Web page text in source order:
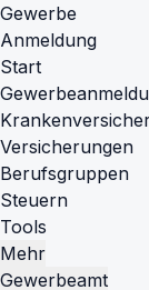
Gewerbe
Anmeldung
Start
Versicherungen
Berufsgruppen
Steuern
Tools
Mehr
Gewerbeamt